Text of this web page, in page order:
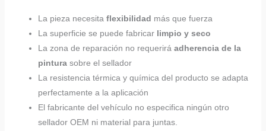
La pieza necesita flexibilidad más que fuerza
La superficie se puede fabricar limpio y seco
La zona de reparación no requerirá adherencia de la
pinturasobre el sellador
La resistencia térmica y química del producto se adapta
perfectamente a la aplicación
El fabricante del vehículo no especifica ningún otro
sellador OEM ni material para juntas.